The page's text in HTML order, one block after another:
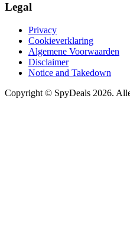
Legal
Privacy
Cookieverklaring
Algemene Voorwaarden
Disclaimer
Notice and Takedown
Copyright © SpyDeals 2026.